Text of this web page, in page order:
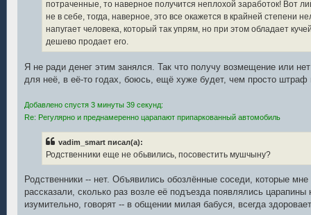
потраченные, то наверное получится неплохой заработок! Вот
не в себе, тогда, наверное, это все окажется в крайней степени
напугает человека, который так упрям, но при этом обладает
дешево продает его.
Я не ради денег этим занялся. Так что получу возмещение или
для неё, в её-то годах, боюсь, ещё хуже будет, чем просто штраф
Добавлено спустя 3 минуты 39 секунд:
Re: Регулярно и преднамеренно царапают припаркованный автомобиль
vadim_smart писал(а):
Родственники еще не обьвились, посовестить мушчыну?
Родственники -- нет. Объявились обозлённые соседи, которые
рассказали, сколько раз возле её подъезда появлялись
изумительно, говорят -- в общении милая бабуся, всегда